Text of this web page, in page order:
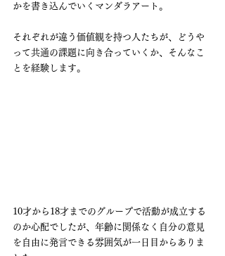
かを書き込んでいくマンダラアート。
それぞれが違う価値観を持つ人たちが、どうや
って共通の課題に向き合っていくか、そんなこ
とを経験します。
10才から18才までのグループで活動が成立する
のか心配でしたが、年齢に関係なく自分の意見
を自由に発言できる雰囲気が一日目からありま